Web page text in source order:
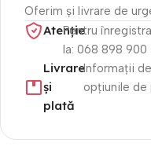
Oferim și livrare de
Atenție​
Pentru
la: 068 898 900
Livrare
și
plată
Informații
opțiunile de